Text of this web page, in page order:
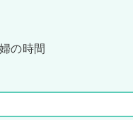
の時間